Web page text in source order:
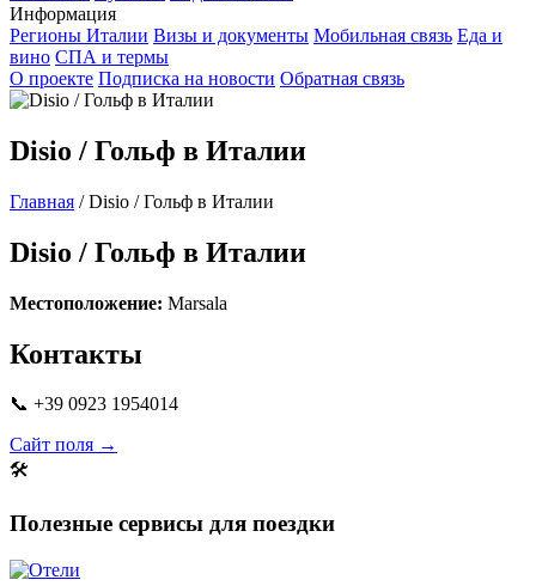
Информация
Регионы Италии Визы и документы Мобильная связь Еда и
вино СПА и термы
О проекте Подписка на новости Обратная связь
Disio / Гольф в Италии
Главная / Disio / Гольф в Италии
Disio / Гольф в Италии
Местоположение: Marsala
Контакты
📞 +39 0923 1954014
Сайт поля →
🛠
Полезные сервисы для поездки